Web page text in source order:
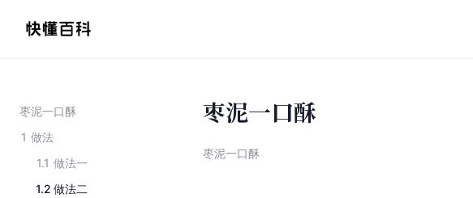
枣泥一口酥
1 做法
1.1 做法一
1.2 做法二
枣泥一口酥
枣泥一口酥